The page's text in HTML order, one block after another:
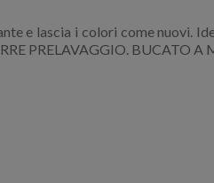
e lascia i colori come nuovi.
PRELAVAGGIO. BUCATO